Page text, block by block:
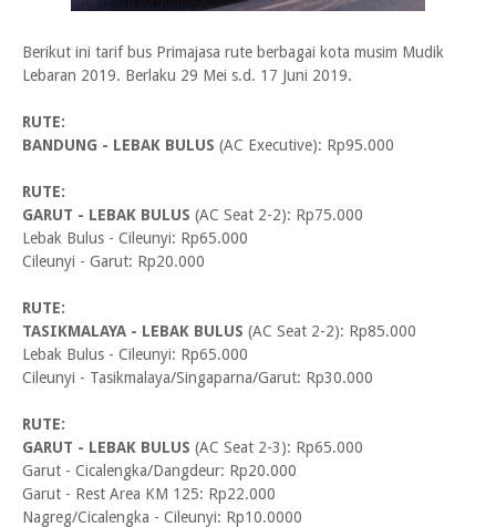
Berikut ini tarif bus Primajasa rute berbagai kota musim Mudik
Lebaran 2019. Berlaku 29 Mei s.d. 17 Juni 2019.
RUTE:
BANDUNG - LEBAK BULUS (AC Executive): Rp95.000
RUTE:
GARUT - LEBAK BULUS (AC Seat 2-2): Rp75.000
Lebak Bulus - Cileunyi: Rp65.000
Cileunyi - Garut: Rp20.000
RUTE:
TASIKMALAYA - LEBAK BULUS (AC Seat 2-2): Rp85.000
Lebak Bulus - Cileunyi: Rp65.000
Cileunyi - Tasikmalaya/Singaparna/Garut: Rp30.000
RUTE:
GARUT - LEBAK BULUS (AC Seat 2-3): Rp65.000
Garut - Cicalengka/Dangdeur: Rp20.000
Garut - Rest Area KM 125: Rp22.000
Nagreg/Cicalengka - Cileunyi: Rp10.0000